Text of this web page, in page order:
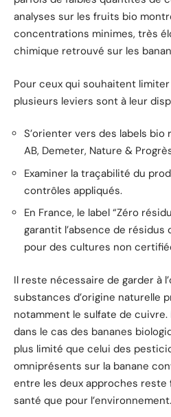
analyses sur les fruits bio
concentrations minimes, très
chimique retrouvé sur les
Pour ceux qui souhaitent
plusieurs leviers sont à leur
S’orienter vers des labels bio
AB, Demeter, Nature &
Examiner la traçabilité du
contrôles appliqués.
En France, le label “Zéro
garantit l’absence de résidus
pour des cultures non
Il reste nécessaire de garder à
substances d’origine naturelle
notamment le sulfate de
dans le cas des bananes
plus limité que celui des
omniprésents sur la banane
entre les deux approches reste
santé que pour l’environnement.